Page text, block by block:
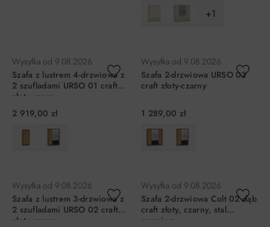
+1
Wysyłka od 9.08.2026
Szafa z lustrem 4-drzwiowa z
2 szufladami URSO 01 craft
złoty-czarny
2 919,00 zł
Wysyłka od 9.08.2026
Szafa 2-drzwiowa URSO 03
craft złoty-czarny
1 289,00 zł
Wysyłka od 9.08.2026
Szafa z lustrem 3-drzwiowa z
2 szufladami URSO 02 craft
złoty-czarny
Wysyłka od 9.08.2026
Szafa 2-drzwiowa Colt 02 dąb
craft złoty, czarny, stal
premium